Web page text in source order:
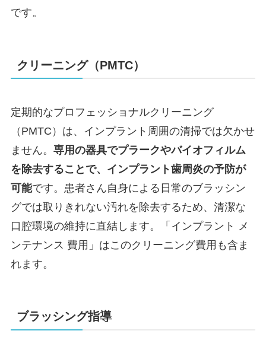
です。
クリーニング（PMTC）
定期的なプロフェッショナルクリーニング
（PMTC）は、インプラント周囲の清掃では欠かせ
ません。 専用の器具でプラークやバイオフィルム
を除去することで、インプラント歯周炎の予防が
可能です。患者さん自身による日常のブラッシン
グでは取りきれない汚れを除去するため、清潔な
口腔環境の維持に直結します。「インプラント メ
ンテナンス 費用」はこのクリーニング費用も含ま
れます。
ブラッシング指導